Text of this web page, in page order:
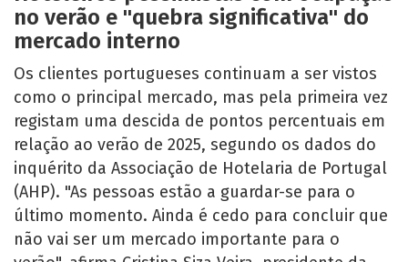
no verão e "quebra significativa" do
mercado interno
Os clientes portugueses continuam a ser vistos
como o principal mercado, mas pela primeira vez
registam uma descida de pontos percentuais em
relação ao verão de 2025, segundo os dados do
inquérito da Associação de Hotelaria de Portugal
(AHP). "As pessoas estão a guardar-se para o
último momento. Ainda é cedo para concluir que
não vai ser um mercado importante para o